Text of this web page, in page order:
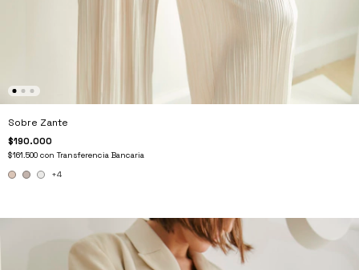
Sobre Zante
$190.000
$161.500 con Transferencia Bancaria
+4